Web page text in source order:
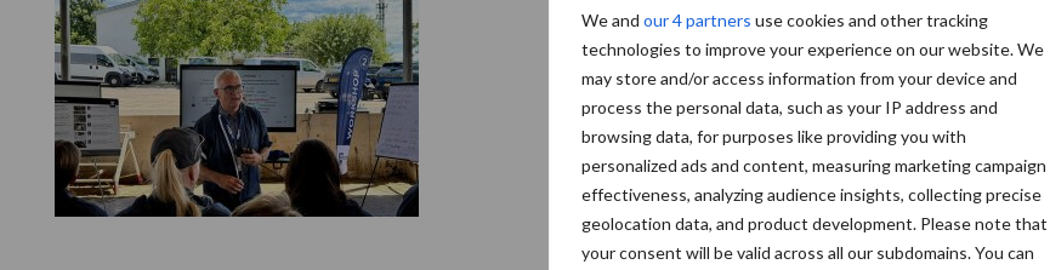
We and our 4 partners use cookies and other tracking
technologies to improve your experience on our website. We
may store and/or access information from your device and
process the personal data, such as your IP address and
browsing data, for purposes like providing you with
personalized ads and content, measuring marketing campaign
effectiveness, analyzing audience insights, collecting precise
geolocation data, and product development. Please note that
your consent will be valid across all our subdomains. You can